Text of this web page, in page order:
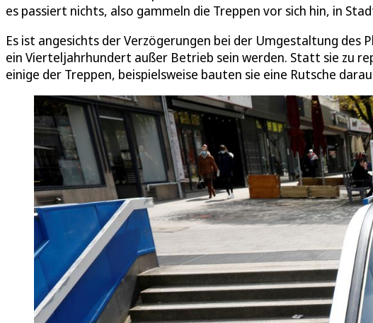
es passiert nichts, also gammeln die Treppen vor sich hin, in
Es ist angesichts der Verzögerungen bei der Umgestaltung des
ein Vierteljahrhundert außer Betrieb sein werden. Statt sie zu
einige der Treppen, beispielsweise bauten sie eine Rutsche